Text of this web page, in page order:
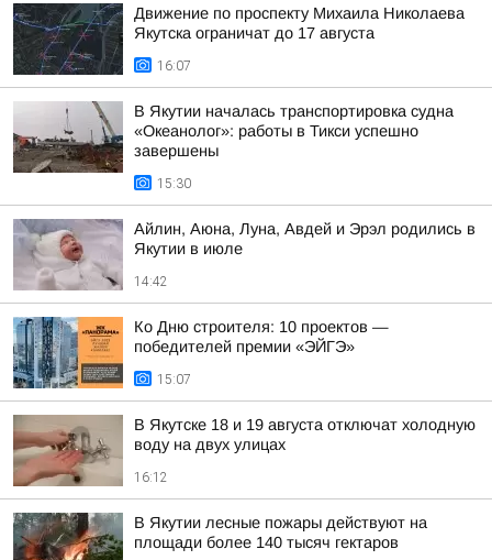
Движение по проспекту Михаила Николаева
Якутска ограничат до 17 августа
16:07
В Якутии началась транспортировка судна
«Океанолог»: работы в Тикси успешно
завершены
15:30
Айлин, Аюна, Луна, Авдей и Эрэл родились в
Якутии в июле
14:42
Ко Дню строителя: 10 проектов —
победителей премии «ЭЙГЭ»
15:07
В Якутске 18 и 19 августа отключат холодную
воду на двух улицах
16:12
В Якутии лесные пожары действуют на
площади более 140 тысяч гектаров